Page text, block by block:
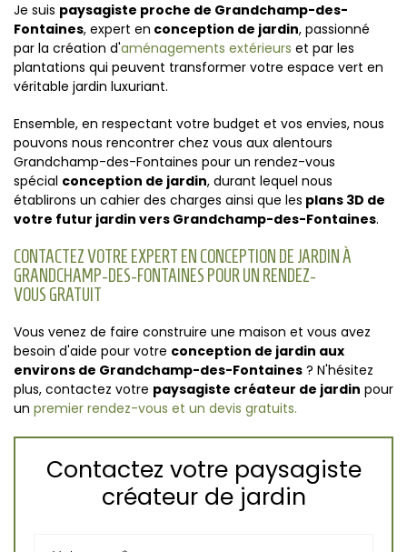
Je suis paysagiste proche de Grandchamp-des-
Fontaines, expert en conception de jardin, passionné
par la création d'aménagements extérieurs et par les
plantations qui peuvent transformer votre espace vert en
véritable jardin luxuriant.
Ensemble, en respectant votre budget et vos envies, nous
pouvons nous rencontrer chez vous aux alentours
Grandchamp-des-Fontaines pour un rendez-vous
spécial conception de jardin, durant lequel nous
établirons un cahier des charges ainsi que les plans 3D de
votre futur jardin vers Grandchamp-des-Fontaines.
CONTACTEZ VOTRE EXPERT EN CONCEPTION DE JARDIN À
GRANDCHAMP-DES-FONTAINES POUR UN RENDEZ-
VOUS GRATUIT
Vous venez de faire construire une maison et vous avez
besoin d'aide pour votre conception de jardin aux
environs de Grandchamp-des-Fontaines ? N'hésitez
plus, contactez votre paysagiste créateur de jardin pour
un premier rendez-vous et un devis gratuits.
Contactez votre paysagiste
créateur de jardin